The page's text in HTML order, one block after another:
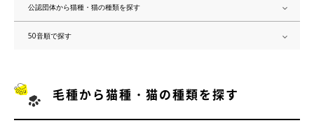
公認団体から猫種・猫の種類を探す
50音順で探す
毛種から猫種・猫の種類を探す